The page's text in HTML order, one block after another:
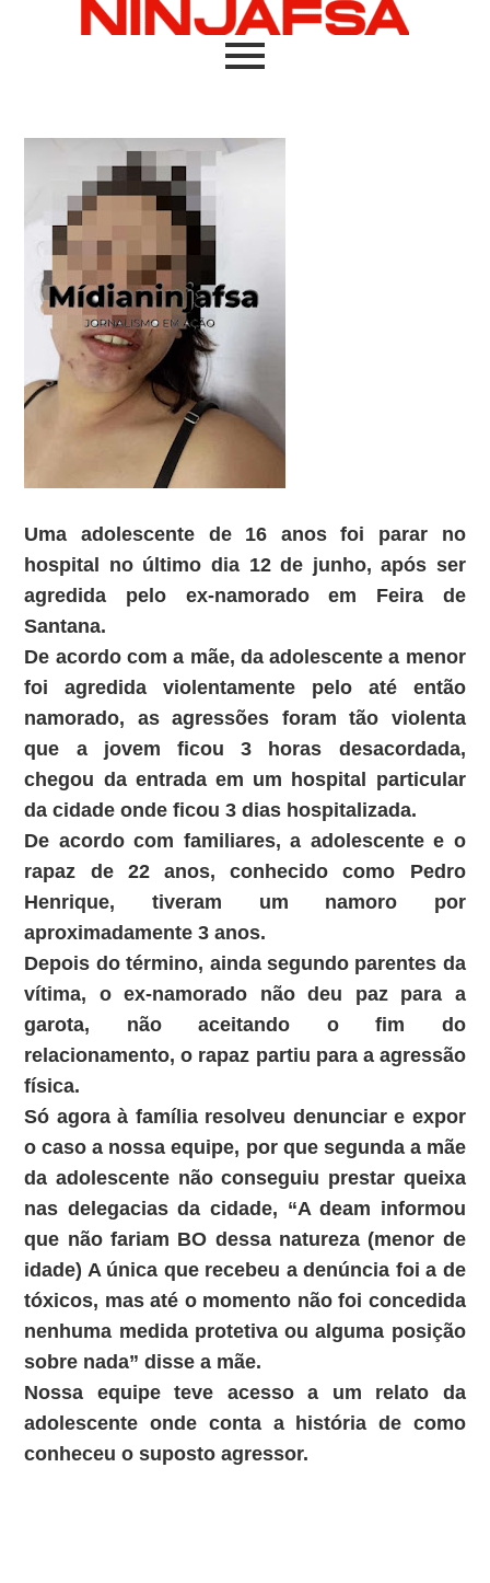
Uma adolescente de 16 anos foi parar no
hospital no último dia 12 de junho, após ser
agredida pelo ex-namorado em Feira de
Santana.
De acordo com a mãe, da adolescente a menor
foi agredida violentamente pelo até então
namorado, as agressões foram tão violenta
que a jovem ficou 3 horas desacordada,
chegou da entrada em um hospital particular
da cidade onde ficou 3 dias hospitalizada.
De acordo com familiares, a adolescente e o
rapaz de 22 anos, conhecido como Pedro
Henrique, tiveram um namoro por
aproximadamente 3 anos.
Depois do término, ainda segundo parentes da
vítima, o ex-namorado não deu paz para a
garota, não aceitando o fim do
relacionamento, o rapaz partiu para a agressão
física.
Só agora à família resolveu denunciar e expor
o caso a nossa equipe, por que segunda a mãe
da adolescente não conseguiu prestar queixa
nas delegacias da cidade, “A deam informou
que não fariam BO dessa natureza (menor de
idade) A única que recebeu a denúncia foi a de
tóxicos, mas até o momento não foi concedida
nenhuma medida protetiva ou alguma posição
sobre nada” disse a mãe.
Nossa equipe teve acesso a um relato da
adolescente onde conta a história de como
conheceu o suposto agressor.